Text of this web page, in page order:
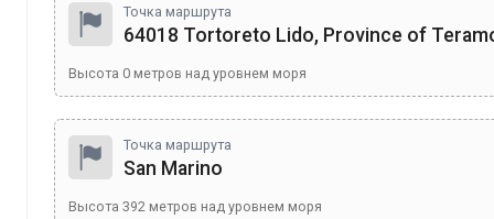
Точка маршрута
64018 Tortoreto Lido, Province of
Высота 0 метров над уровнем моря
Точка маршрута
San Marino
Высота 392 метров над уровнем моря